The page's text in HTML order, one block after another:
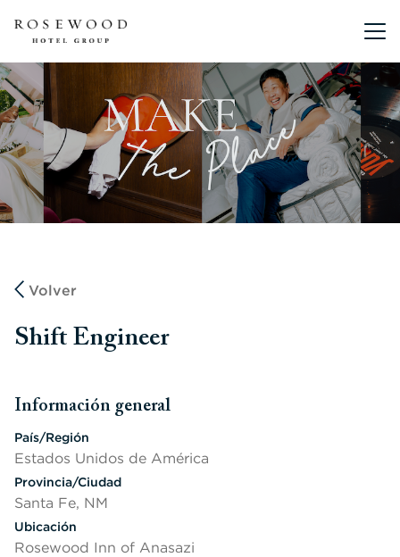
Menú
Volver
Shift Engineer
Información general
Presione la barra espaciadora o la tecla Intro para cambiar la
País/Región
Estados Unidos de América
Provincia/Ciudad
Santa Fe, NM
Ubicación
Rosewood Inn of Anasazi